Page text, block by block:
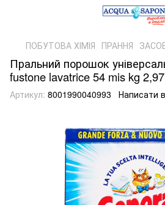
ПОБУТОВА ХІМІЯ ПРАННЯ
Пральний порошок
fustone lavatrice 54 mis kg 2,97
Артикул: 8001990040993 Написати